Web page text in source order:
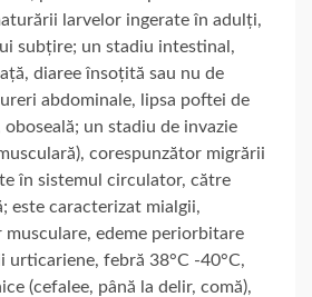
larvelor ingerate în adulți,
subțire; un stadiu intestinal,
diaree însoțită sau nu de
abdominale, lipsa poftei de
un stadiu de invazie
corespunzător migrării
în sistemul circulator, către
este caracterizat mialgii,
edeme periorbitare
urticariene, febră 38°C -40°C,
(cefalee, până la delir, comă),